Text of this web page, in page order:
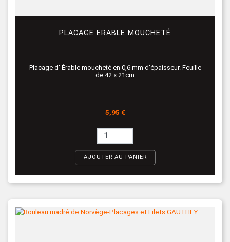
PLACAGE ERABLE MOUCHETÉ
Placage d' Érable moucheté en 0,6 mm d'épaisseur. Feuille
de 42 x 21cm
Prix
5,95 €
AJOUTER AU PANIER